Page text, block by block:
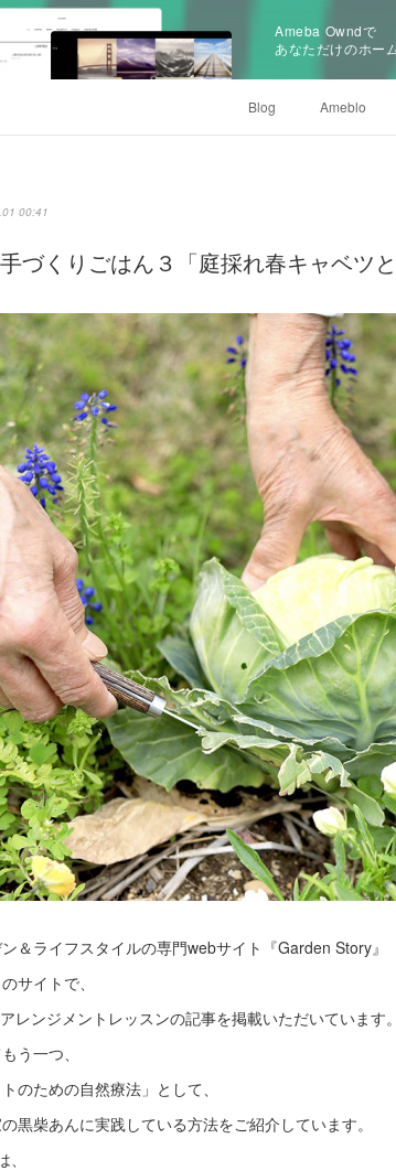
Ameba Owndで
あなただけのホー
Blog Ameblo
00:41
づくりごはん３「庭採れ春キャベツ
＆ライフスタイルの専門webサイト『Garden Story』
サイトで、
レンジメントレッスンの記事を掲載いただいています。
う一つ、
トのための自然療法」として、
黒柴あんに実践している方法をご紹介しています。